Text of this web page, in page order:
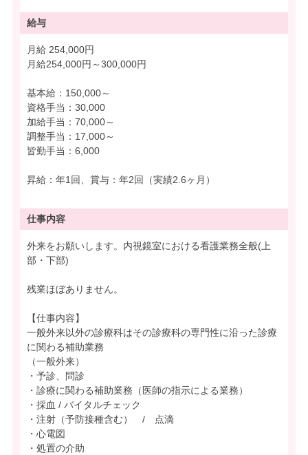
給与
月給 254,000円
月給254,000円～300,000円
基本給：150,000～
資格手当：30,000
加給手当：70,000～
調整手当：17,000～
皆勤手当：6,000
昇給：年1回、賞与：年2回（実績2.6ヶ月）
仕事内容
外来をお願いします。内視鏡室における看護業務全般(上
部・下部)
残業ほぼありません。
【仕事内容】
一般外来以外の診療科はその診療科の専門性に沿った診療
に関わる補助業務
（一般外来）
・予診、問診
・診療に関わる補助業務（医師の指示による業務）
・採血 / バイタルチェック
・注射（予防接種含む） / 点滴
・心電図
・処置の介助